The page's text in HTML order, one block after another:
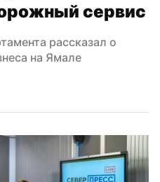
сервис
рассказал о
на Ямале